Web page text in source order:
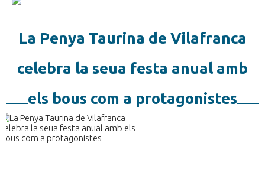
La Penya Taurina de Vilafranca
celebra la seua festa anual amb
els bous com a protagonistes